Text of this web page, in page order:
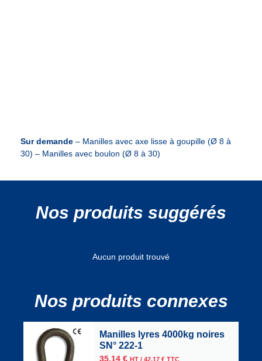
Sur demande – Manilles avec axe lisse à goupille (Ø 8 à
30) – Manilles avec boulon (Ø 8 à 30)
Nos produits suggérés
Aucun produit trouvé
Nos produits connexes
Manilles lyres 4000kg noires
SN° 222-1
35,14 € HT / 42,17 € TTC